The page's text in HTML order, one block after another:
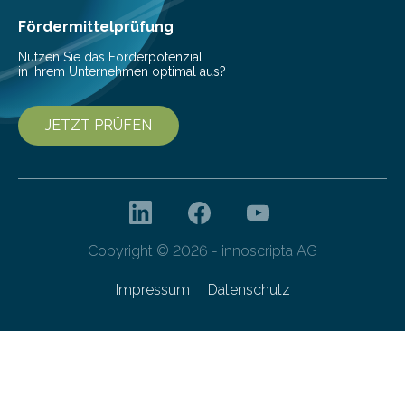
Fördermittelprüfung
Nutzen Sie das Förderpotenzial
in Ihrem Unternehmen optimal aus?
JETZT PRÜFEN
Copyright © 2026 - innoscripta AG
Impressum Datenschutz